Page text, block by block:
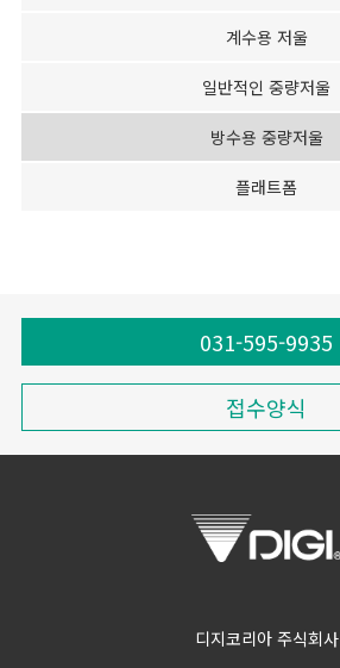
계수용 저울
일반적인 중량저울
방수용 중량저울
플래트폼
031-595-9935
접수양식
디지코리아 주식회사